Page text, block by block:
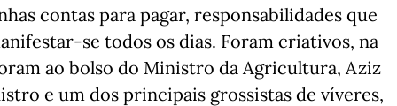
contas para pagar, responsabilidades que
se todos os dias. Foram criativos, na
ao bolso do Ministro da Agricultura, Aziz
e um dos principais grossistas de víveres,